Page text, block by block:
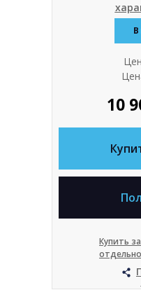
10
Купить
отдельно